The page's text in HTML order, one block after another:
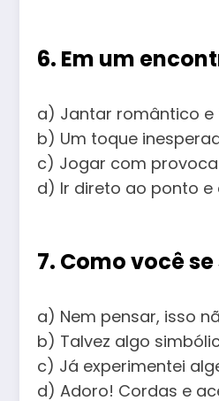
6. Em um
a) Jantar romântico e
b) Um toque
c) Jogar com
d) Ir direto ao ponto e
7. Como você
a) Nem pensar, isso
b) Talvez algo
c) Já experimentei
d) Adoro! Cordas e